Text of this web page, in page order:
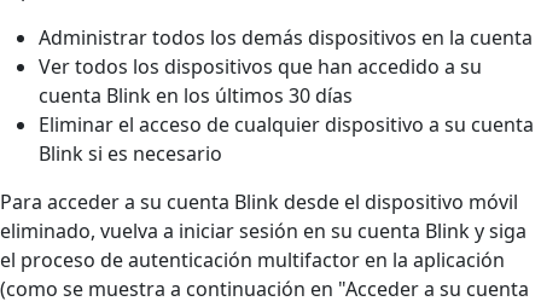
Administrar todos los demás dispositivos en la cuenta
Ver todos los dispositivos que han accedido a su
cuenta Blink en los últimos 30 días
Eliminar el acceso de cualquier dispositivo a su cuenta
Blink si es necesario
Para acceder a su cuenta Blink desde el dispositivo móvil
eliminado, vuelva a iniciar sesión en su cuenta Blink y siga
el proceso de autenticación multifactor en la aplicación
(como se muestra a continuación en "Acceder a su cuenta